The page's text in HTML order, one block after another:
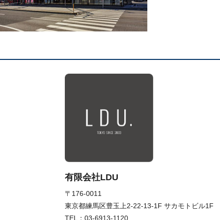
有限会社LDU
〒176-0011
東京都練馬区豊玉上2-22-13-1F サカモトビル1F
TEL： 03-6913-1120